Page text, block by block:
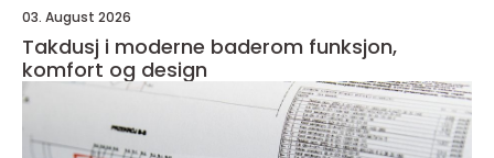
03. August 2026
Takdusj i moderne baderom funksjon,
komfort og design